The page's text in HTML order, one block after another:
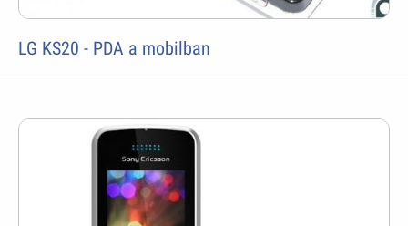
LG KS20 - PDA a mobilban